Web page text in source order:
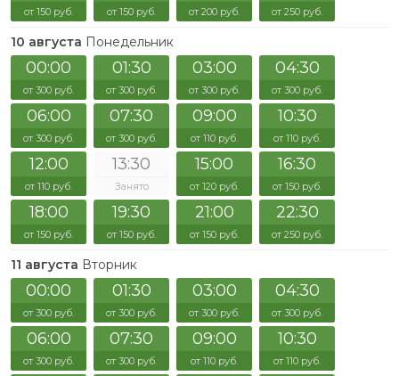
от 150 руб. от 150 руб. от 200 руб. от 250 руб.
10 августа Понедельник
00:00
от 300 руб.
01:30
от 300 руб.
03:00
от 300 руб.
04:30
от 300 руб.
06:00
от 300 руб.
07:30
от 300 руб.
09:00
от 110 руб.
10:30
от 110 руб.
12:00
от 110 руб.
13:30
Занято
15:00
от 120 руб.
16:30
от 150 руб.
18:00
от 150 руб.
19:30
от 150 руб.
21:00
от 150 руб.
22:30
от 250 руб.
11 августа Вторник
00:00
от 300 руб.
01:30
от 300 руб.
03:00
от 300 руб.
04:30
от 300 руб.
06:00
от 300 руб.
07:30
от 300 руб.
09:00
от 110 руб.
10:30
от 110 руб.